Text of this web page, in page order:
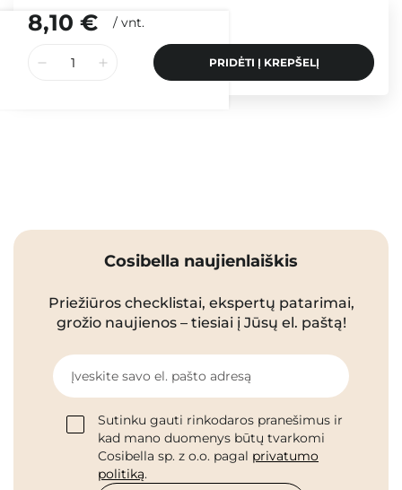
8,10 € / vnt.
PRIDĖTI Į KREPŠELĮ
Cosibella naujienlaiškis
Priežiūros checklistai, ekspertų patarimai,
grožio naujienos – tiesiai į Jūsų el. paštą!
Įveskite savo el. pašto adresą
Sutinku gauti rinkodaros pranešimus ir
kad mano duomenys būtų tvarkomi
Cosibella sp. z o.o. pagal privatumo
politiką.